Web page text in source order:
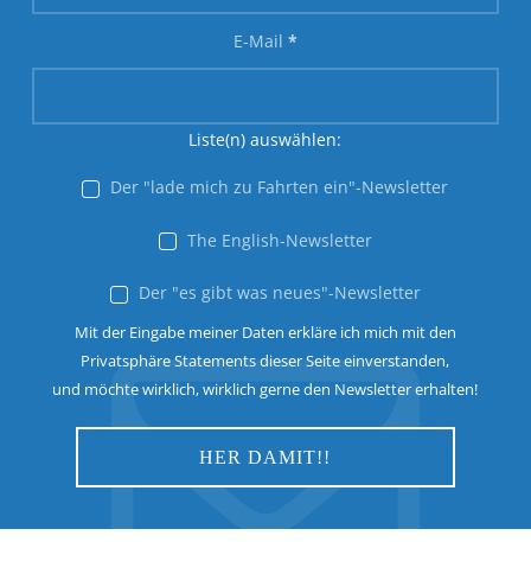
E-Mail *
Liste(n) auswählen:
Der "lade mich zu Fahrten ein"-Newsletter
The English-Newsletter
Der "es gibt was neues"-Newsletter
Mit der Eingabe meiner Daten erkläre ich mich mit den
Privatsphäre Statements dieser Seite einverstanden,
und möchte wirklich, wirklich gerne den Newsletter erhalten!